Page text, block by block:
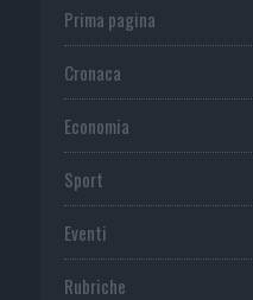
Prima pagina
Cronaca
Economia
Sport
Eventi
Rubriche